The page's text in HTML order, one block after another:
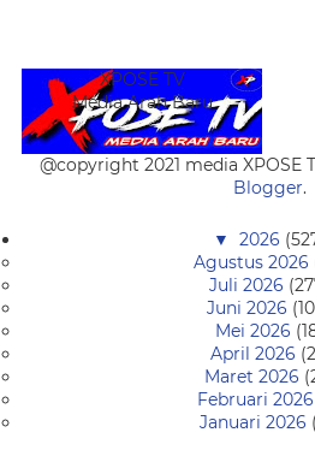
XPOSE TV
Media Arah Baru
@copyright 2021 media XPOSE
Blogger.
▼ 2026
Agustus 2026
Juli 2026
Juni 2026
Mei 2026
April 2026
Maret 2026
Februari 2026
Januari 2026